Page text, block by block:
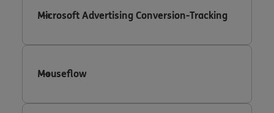
Microsoft Advertising Conversion-Tracking
Mouseflow